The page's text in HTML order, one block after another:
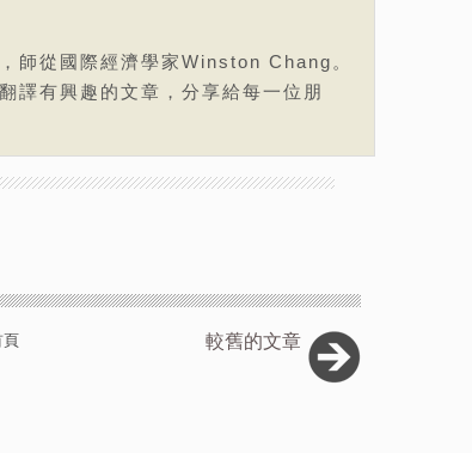
師從國際經濟學家Winston Chang。
譯有興趣的文章，分享給每一位朋
較舊的文章
頁